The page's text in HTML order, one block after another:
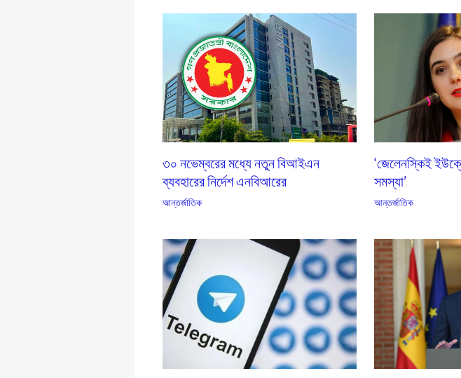
৩০ নভেম্বরের মধ্যে নতুন বিআইএন
ব্যবহারের নির্দেশ এনবিআরের
আন্তর্জাতিক
‘জেলেনস্কিই
সমস্যা’
আন্তর্জাতিক